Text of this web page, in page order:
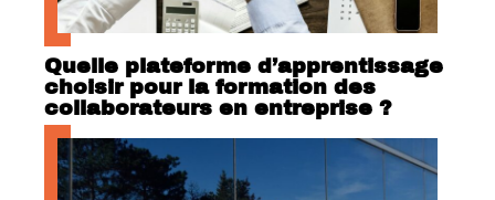
Quelle plateforme d’apprentissage
choisir pour la formation des
collaborateurs en entreprise ?